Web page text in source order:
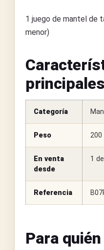
1 juego de mantel de
menor)
principales
Categoría
Peso 200
En venta
desde
1
Referencia
Para